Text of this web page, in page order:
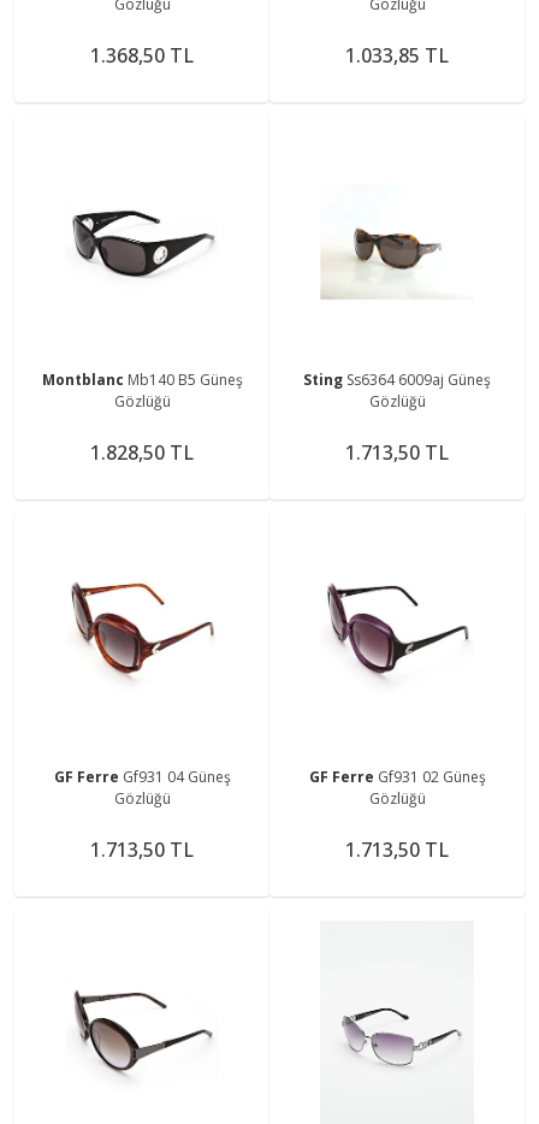
1.368,50 TL 1.033,85 TL
Montblanc Mb140 B5 Güneş
Gözlüğü
1.828,50 TL
Sting Ss6364 6009aj Güneş
Gözlüğü
1.713,50 TL
GF Ferre Gf931 04 Güneş
Gözlüğü
1.713,50 TL
GF Ferre Gf931 02 Güneş
Gözlüğü
1.713,50 TL